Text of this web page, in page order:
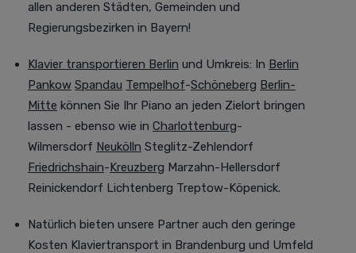
allen anderen Städten, Gemeinden und
Regierungsbezirken in Bayern!
Klavier transportieren Berlin und Umkreis: In Berlin
Pankow Spandau Tempelhof-Schöneberg Berlin-
Mitte können Sie Ihr Piano an jeden Zielort bringen
lassen - ebenso wie in Charlottenburg-
Wilmersdorf Neukölln Steglitz-Zehlendorf
Friedrichshain-Kreuzberg Marzahn-Hellersdorf
Reinickendorf Lichtenberg Treptow-Köpenick.
Natürlich bieten unsere Partner auch den geringe
Kosten Klaviertransport in Brandenburg und Umfeld